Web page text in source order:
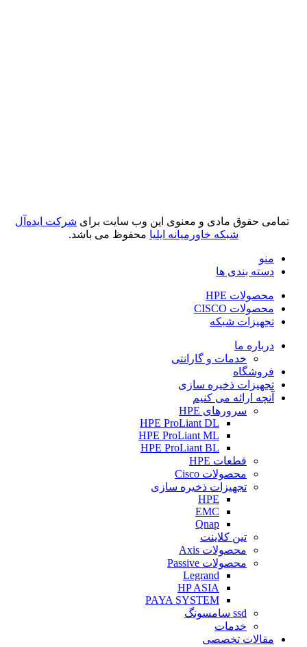
تمامی حقوق مادی و معنوی این وب سایت برای شرکت ایده‌آل
شبکه خاورمیانه ایلیا محفوظ می باشد.
منو
دسته بندی ها
محصولات HPE
محصولات CISCO
تجهیزات شبکه
درباره ما
خدمات و گارانتی
فروشگاه
تجهیزات ذخیره سازی
آنچه ارائه می کنیم
سرورهای HPE
HPE ProLiant DL
HPE ProLiant ML
HPE ProLiant BL
قطعات HPE
محصولات Cisco
تجهیزات ذخیره سازی
HPE
EMC
Qnap
تین کلاینت
محصولات Axis
محصولات Passive
Legrand
HP ASIA
PAYA SYSTEM
ssd سامسونگ
خدمات
مقالات تخصصی